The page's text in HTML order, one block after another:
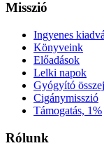
Misszió
Ingyenes
Könyveink
Előadások
Lelki napok
Gyógyító
Cigánymisszió
Támogatás, 1%
Rólunk